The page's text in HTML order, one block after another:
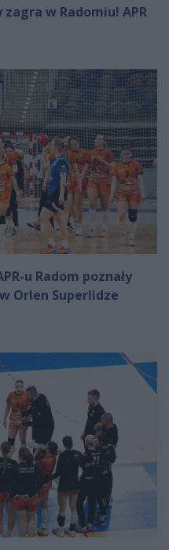
w Radomiu! APR
u Radom poznały
Orlen Superlidze